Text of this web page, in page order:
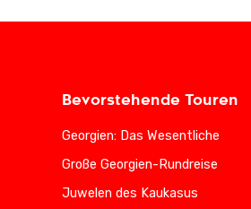
Bevorstehende Touren
Georgien: Das Wesentliche
Große Georgien-Rundreise
Juwelen des Kaukasus